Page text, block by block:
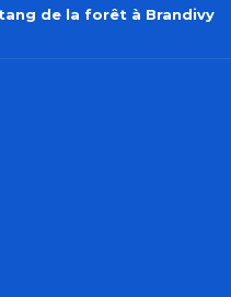
de la forêt à Brandivy